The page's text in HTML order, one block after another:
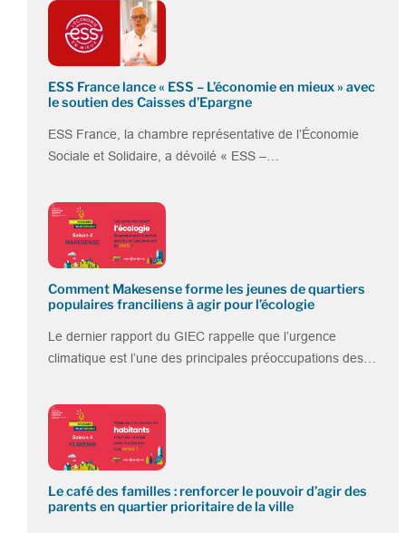
ESS France lance « ESS – L’économie en mieux » avec
le soutien des Caisses d’Epargne
ESS France, la chambre représentative de l’Économie
Sociale et Solidaire, a dévoilé « ESS –…
Comment Makesense forme les jeunes de quartiers
populaires franciliens à agir pour l’écologie
Le dernier rapport du GIEC rappelle que l’urgence
climatique est l’une des principales préoccupations des…
Le café des familles : renforcer le pouvoir d’agir des
parents en quartier prioritaire de la ville